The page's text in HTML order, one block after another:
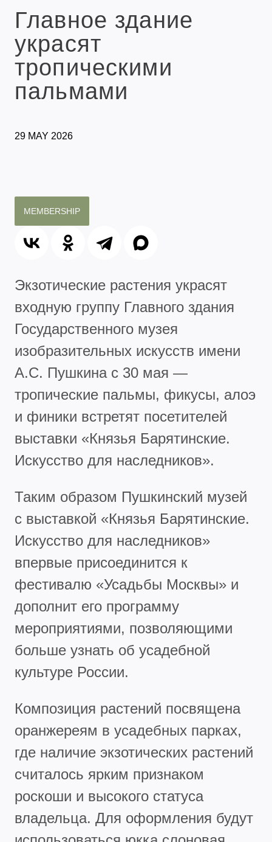
Главное здание
украсят
тропическими
пальмами
29 MAY 2026
MEMBERSHIP
Экзотические растения украсят
входную группу Главного здания
Государственного музея
изобразительных искусств имени
А.С. Пушкина с 30 мая —
тропические пальмы, фикусы, алоэ
и финики встретят посетителей
выставки «Князья Барятинские.
Искусство для наследников».
Таким образом Пушкинский музей
с выставкой «Князья Барятинские.
Искусство для наследников»
впервые присоединится к
фестивалю «Усадьбы Москвы» и
дополнит его программу
мероприятиями, позволяющими
больше узнать об усадебной
культуре России.
Композиция растений посвящена
оранжереям в усадебных парках,
где наличие экзотических растений
считалось ярким признаком
роскоши и высокого статуса
владельца. Для оформления будут